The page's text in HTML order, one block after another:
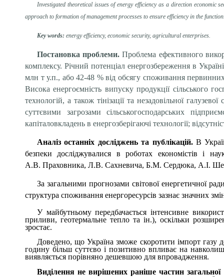
Investigated theoretical issues of energy efficiency as a direction economic
approach to formation of management processes to ensure efficiency in the
Key words: energy efficiency, economic security, agricultural enterprises.
Постановка проблеми. Проблема ефективного
комплексу. Річний потенціал енергозбереження в
млн т у.п., або 42-48 % від обсягу споживання
Висока енергоємність випуску продукції сільського
технологій, а також тінізації та незадовільної
суттєвими загрозами сільськогосподарських
капіталовкладень в енергозберігаючі технології;
Аналіз останніх досліджень та публікацій.В
безпеки досліджувалися в роботах економістів
А.В. Праховника, Л.В. Сахневича, Б.М. Сердюка, А.І.
За загальними прогнозами світової енергетичної
структура споживання енергоресурсів зазнає значних
У майбутньому передбачається інтенсивне
приливи, геотермальне тепло та ін.), оскільки
зростає.
Доведено, що Україна зможе скоротити імпорт газу
годину більш суттєво і позитивно впливає на
виявляється порівняно дешевшою для впровадження.
Виділення не вирішених раніше частин